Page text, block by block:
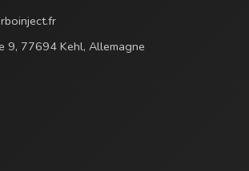
9, 77694 Kehl, Allemagne